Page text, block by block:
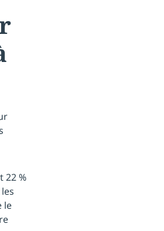
22 %
le